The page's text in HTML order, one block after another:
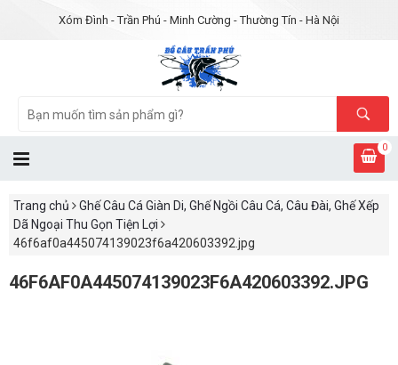
Xóm Đình - Trần Phú - Minh Cường - Thường Tín - Hà Nội
0
Trang chủ
Ghế Câu Cá Giàn Di, Ghế Ngồi Câu Cá, Câu Đài, Ghế Xếp
Dã Ngoại Thu Gọn Tiện Lợi
46f6af0a445074139023f6a420603392.jpg
46F6AF0A445074139023F6A420603392.JPG